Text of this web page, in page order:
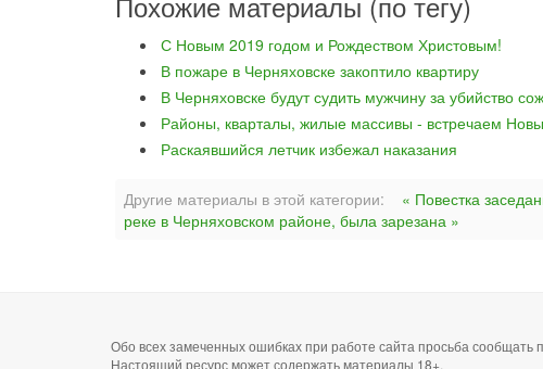
С Новым 2019 годом и Рождеством Христовым!
В пожаре в Черняховске закоптило квартиру
В Черняховске будут судить мужчину за убийство
Районы, кварталы, жилые массивы - встречаем
Раскаявшийся летчик избежал наказания
Другие материалы в этой категории: « Повестка
реке в Черняховском районе, была зарезана »
Обо всех замеченных ошибках при работе сайта просьба
Настоящий ресурс может содержать материалы 18+.